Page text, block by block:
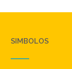
SIMBOLOS